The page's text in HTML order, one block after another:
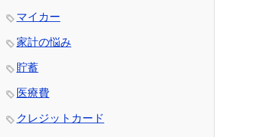
マイカー
家計の悩み
貯蓄
医療費
クレジットカード